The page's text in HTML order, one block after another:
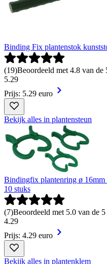
Binding Fix plantenstok
(19)Beoordeeld met 4.8 van de
5.29
Prijs: 5.29 euro
Bekijk alles in plantensteun
Bindingfix plantenring ø 16mm
10 stuks
(7)Beoordeeld met 5.0 van de
4.29
Prijs: 4.29 euro
Bekijk alles in plantenklem